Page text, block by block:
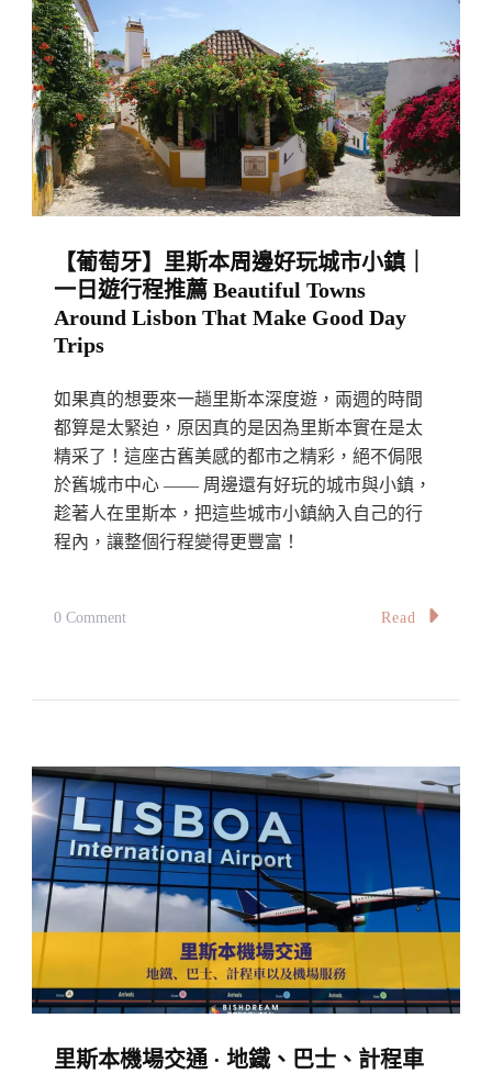
行
8
天
行
程
表
The
Itinerary
Portugal〉
中
【葡萄牙】里斯本周邊好玩城市小鎮｜
一日遊行程推薦 Beautiful Towns
Around Lisbon That Make Good Day
Trips
如果真的想要來一趟里斯本深度遊，兩週的時間
都算是太緊迫，原因真的是因為里斯本實在是太
精采了！這座古舊美感的都市之精彩，絕不侷限
於舊城市中心 —— 周邊還有好玩的城市與小鎮，
趁著人在里斯本，把這些城市小鎮納入自己的行
程內，讓整個行程變得更豐富！
0 CommentOn
斯
本
周
邊
玩
市
鎮
Read
里斯本機場交通 · 地鐵、巴士、計程車